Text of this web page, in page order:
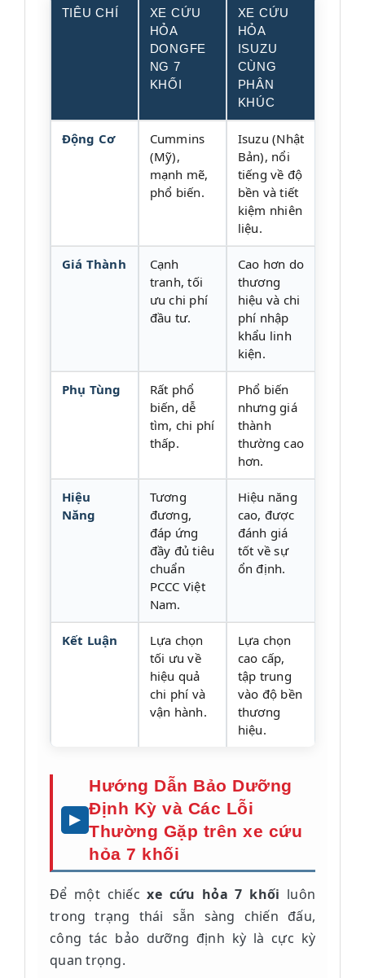
TIÊU CHÍ
XE CỨU
HỎA
DONGFE
NG 7
KHỐI
XE CỨU
HỎA
ISUZU
CÙNG
PHÂN
KHÚC
Động Cơ
Cummins
(Mỹ),
mạnh mẽ,
phổ biến.
Isuzu (Nhật
Bản), nổi
tiếng về độ
bền và tiết
kiệm nhiên
liệu.
Giá Thành
Cạnh
tranh, tối
ưu chi phí
đầu tư.
Cao hơn do
thương
hiệu và chi
phí nhập
khẩu linh
kiện.
Phụ Tùng
Rất phổ
biến, dễ
tìm, chi phí
thấp.
Phổ biến
nhưng giá
thành
thường cao
hơn.
Hiệu
Năng
Tương
đương,
đáp ứng
đầy đủ tiêu
chuẩn
PCCC Việt
Nam.
Hiệu năng
cao, được
đánh giá
tốt về sự
ổn định.
Kết Luận
Lựa chọn
tối ưu về
hiệu quả
chi phí và
vận hành.
Lựa chọn
cao cấp,
tập trung
vào độ bền
thương
hiệu.
Hướng Dẫn Bảo Dưỡng
Định Kỳ và Các Lỗi
Thường Gặp trên xe cứu
hỏa 7 khối
Để một chiếcxe cứu hỏa 7 khối luôn
trong trạng thái sẵn sàng chiến đấu,
công tác bảo dưỡng định kỳ là cực kỳ
quan trọng.